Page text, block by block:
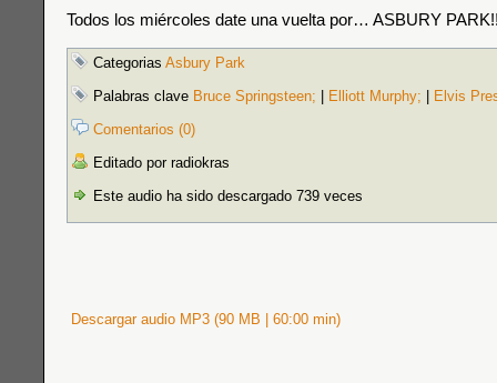
Todos los miércoles date una vuelta por… ASBURY
Categorias Asbury Park
Palabras clave Bruce Springsteen; Elliott Murphy;
Elvis
Comentarios (0)
Editado por radiokras
Este audio ha sido descargado 739 veces
Descargar audio MP3 (90 MB | 60:00 min)